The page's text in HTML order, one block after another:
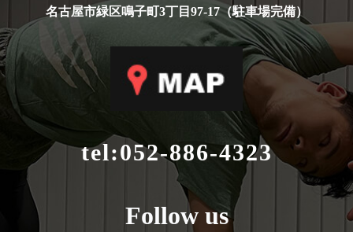
名古屋市緑区鳴子町3丁目97-17（駐車場完備）
tel:052-886-4323
Follow us